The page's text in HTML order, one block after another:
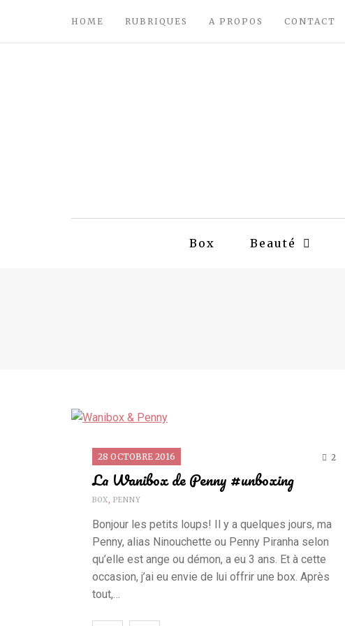
HOME RUBRIQUES A PROPOS CONTACT
Box Beauté
28 OCTOBRE 2016 2
La Wanibox de Penny #unboxing
BOX, PENNY
Bonjour les petits loups! Il y a quelques jours, ma
Penny, alias Ninouchette ou Penny Piranha selon
qu’elle est ange ou démon, a eu 3 ans. Et à cette
occasion, j’ai eu envie de lui offrir une box. Après
tout,…